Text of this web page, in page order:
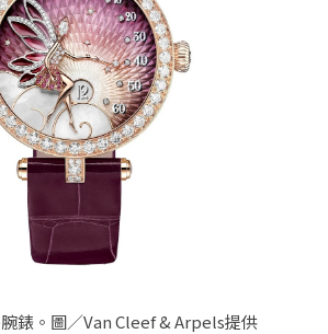
錶。圖／Van Cleef & Arpels提供